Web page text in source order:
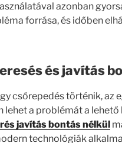
azonban
forrása, és időben
és javítás
csőrepedés történik, az
lehet a problémát a
javítás bontás nélkül
technológiák